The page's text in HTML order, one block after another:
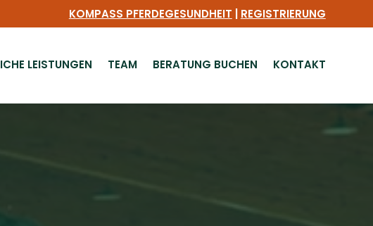
KOMPASS PFERDEGESUNDHEIT REGISTRIERUNG
LEISTUNGEN TEAM BERATUNG BUCHEN KONTAKT